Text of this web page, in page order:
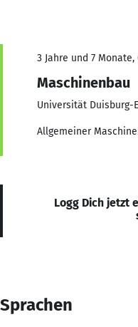
3 Jahre und 7 Monate,
Maschinenbau
Universität Duisburg-
Allgemeiner
Logg Dich jetzt
Sprachen